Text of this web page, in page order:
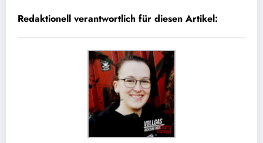
Redaktionell verantwortlich für diesen Artikel: